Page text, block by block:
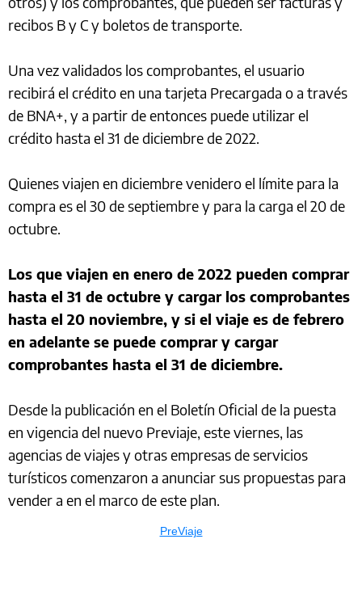
recibos B y C y boletos de transporte.
Una vez validados los comprobantes, el usuario
recibirá el crédito en una tarjeta Precargada o a través
de BNA+, y a partir de entonces puede utilizar el
crédito hasta el 31 de diciembre de 2022.
Quienes viajen en diciembre venidero el límite para la
compra es el 30 de septiembre y para la carga el 20 de
octubre.
Los que viajen en enero de 2022 pueden comprar
hasta el 31 de octubre y cargar los comprobantes
hasta el 20 noviembre, y si el viaje es de febrero
en adelante se puede comprar y cargar
comprobantes hasta el 31 de diciembre.
Desde la publicación en el Boletín Oficial de la puesta
en vigencia del nuevo Previaje, este viernes, las
agencias de viajes y otras empresas de servicios
turísticos comenzaron a anunciar sus propuestas para
vender a en el marco de este plan.
PreViaje